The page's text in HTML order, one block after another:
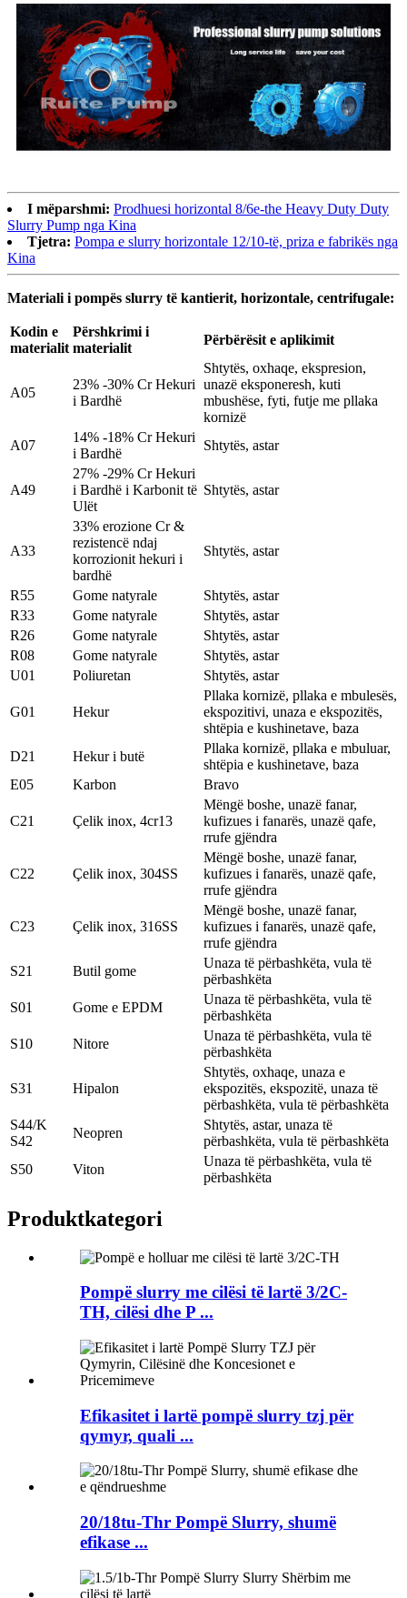
I mëparshmi: Prodhuesi horizontal 8/6e-the Heavy Duty Duty
Slurry Pump nga Kina
Tjetra: Pompa e slurry horizontale 12/10-të, priza e fabrikës nga
Kina
Materiali i pompës slurry të kantierit, horizontale, centrifugale:
Kodin e
materialit
Përshkrimi i
materialit
Përbërësit e aplikimit
A05
23% -30% Cr Hekuri
i Bardhë
Shtytës, oxhaqe, ekspresion,
unazë eksponeresh, kuti
mbushëse, fyti, futje me pllaka
kornizë
A07
14% -18% Cr Hekuri
i Bardhë
Shtytës, astar
A49
27% -29% Cr Hekuri
i Bardhë i Karbonit të
Ulët
Shtytës, astar
A33
33% erozione Cr &
rezistencë ndaj
korrozionit hekuri i
bardhë
Shtytës, astar
R55 Gome natyrale
Shtytës, astar
R33
Gome natyrale
Shtytës, astar
R26
Gome natyrale
Shtytës, astar
R08
Gome natyrale
Shtytës, astar
U01
Poliuretan Shtytës, astar
G01 Hekur
Pllaka kornizë, pllaka e mbulesës,
ekspozitivi, unaza e ekspozitës,
shtëpia e kushinetave, baza
D21
Hekur i butë
Pllaka kornizë, pllaka e mbuluar,
shtëpia e kushinetave, baza
E05
Karbon Bravo
C21 Çelik inox, 4cr13
Mëngë boshe, unazë fanar,
kufizues i fanarës, unazë qafe,
rrufe gjëndra
C22 Çelik inox, 304SS
Mëngë boshe, unazë fanar,
kufizues i fanarës, unazë qafe,
rrufe gjëndra
C23 Çelik inox, 316SS
Mëngë boshe, unazë fanar,
kufizues i fanarës, unazë qafe,
rrufe gjëndra
S21
Butil gome
Unaza të përbashkëta, vula të
përbashkëta
S01
Gome e EPDM
Unaza të përbashkëta, vula të
përbashkëta
S10
Nitore
Unaza të përbashkëta, vula të
përbashkëta
S31 Hipalon
Shtytës, oxhaqe, unaza e
ekspozitës, ekspozitë, unaza të
përbashkëta, vula të përbashkëta
S44/K
S42
Neopren
Shtytës, astar, unaza të
përbashkëta, vula të përbashkëta
S50
Viton
Unaza të përbashkëta, vula të
përbashkëta
Produktkategori
Pompë slurry me cilësi të lartë 3/2C-
TH, cilësi dhe P ...
Efikasitet i lartë pompë slurry tzj për
qymyr, quali ...
20/18tu-Thr Pompë Slurry, shumë
efikase ...